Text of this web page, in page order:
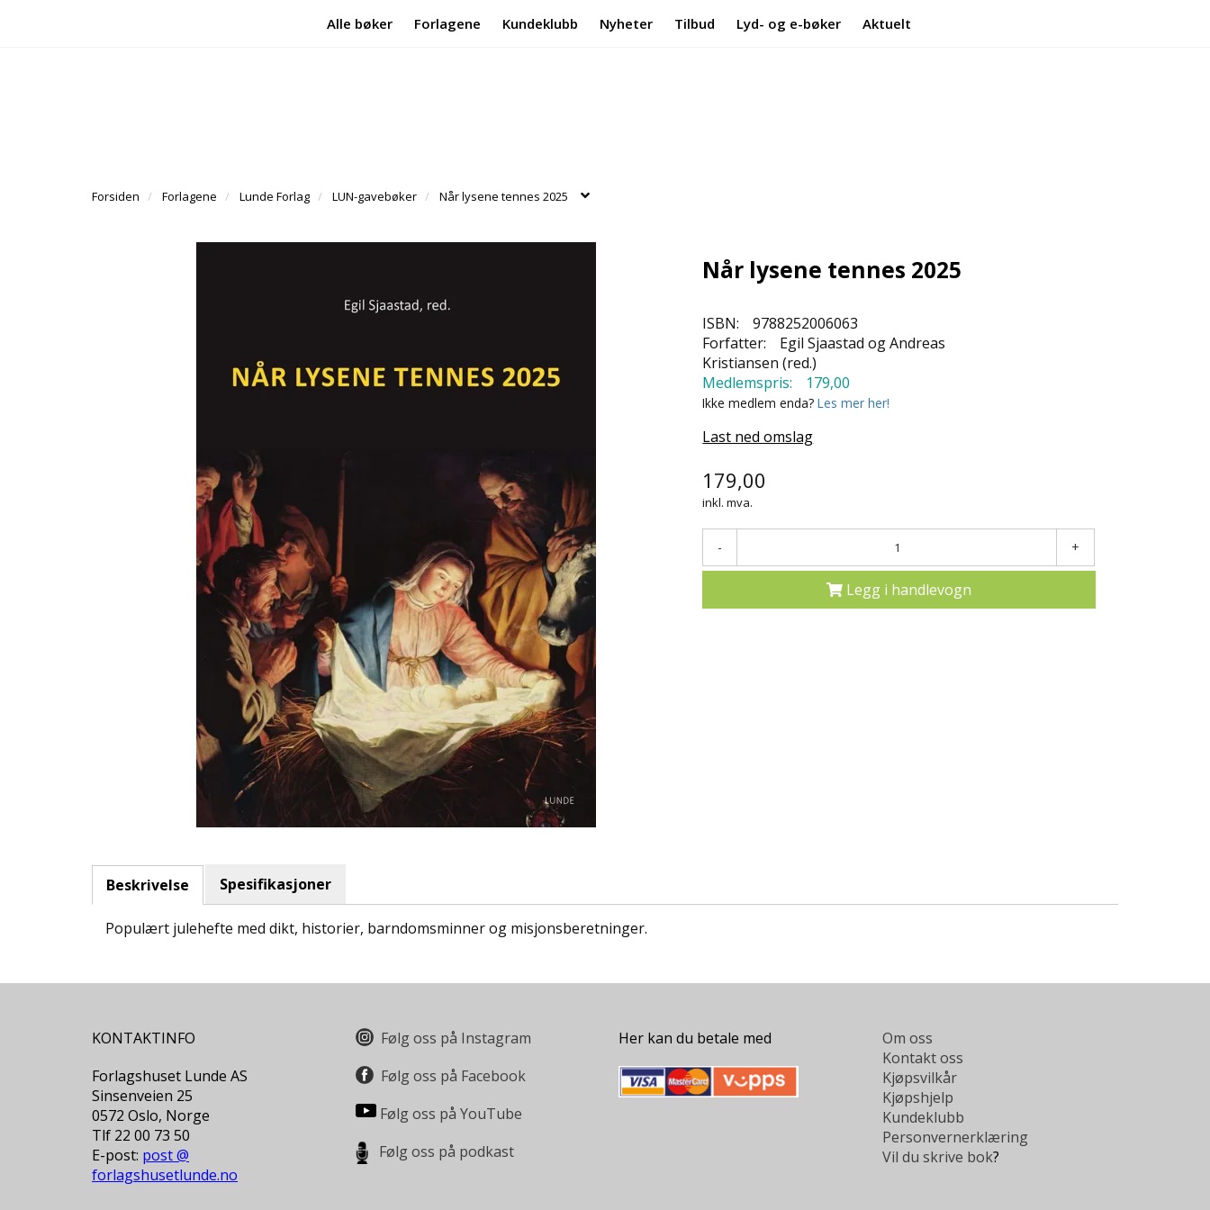
Alle bøker Forlagene Kundeklubb Nyheter Tilbud Lyd- og e-bøker Aktuelt
Forsiden Forlagene Lunde Forlag LUN-gavebøker Når lysene tennes 2025
Når lysene tennes 2025
ISBN:
9788252006063
Forfatter:
Egil Sjaastad og Andreas
Kristiansen (red.)
Medlemspris:
179,00
Ikke medlem enda?Les mer her!
Last ned omslag
179,00
inkl. mva.
- +
Legg i handlevogn
Beskrivelse Spesifikasjoner
Populært julehefte med dikt, historier, barndomsminner og misjonsberetninger.
KONTAKTINFO
Forlagshuset Lunde AS
Sinsenveien 25
0572 Oslo, Norge
Tlf 22 00 73 50
E-post: post @
forlagshusetlunde.no
Følg oss på Instagram
Følg oss på Facebook
Følg oss på YouTube
Følg oss på podkast
Her kan du betale med
Om oss
Kontakt oss
Kjøpsvilkår
Kjøpshjelp
Kundeklubb
Personvernerklæring
Vil du skrive bok?